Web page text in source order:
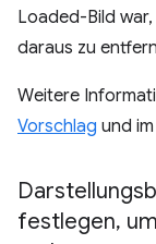
Loaded-Bild
daraus zu
Weitere
Vorschlag und im
festlegen,